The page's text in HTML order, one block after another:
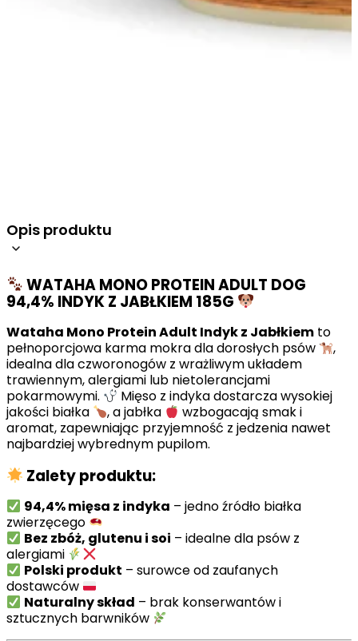
Opis produktu
WATAHA MONO PROTEIN ADULT DOG
94,4% INDYK Z JABŁKIEM 185G
Wataha Mono Protein Adult Indyk z Jabłkiem to
pełnoporcjowa karma mokra dla dorosłych psów
,
idealna dla czworonogów z wrażliwym układem
trawiennym, alergiami lub nietolerancjami
pokarmowymi.
Mięso z indyka dostarcza wysokiej
jakości białka
, a jabłka
wzbogacają smak i
aromat, zapewniając przyjemność z jedzenia nawet
najbardziej wybrednym pupilom.
Zalety produktu:
94,4% mięsa z indyka – jedno źródło białka
zwierzęcego
Bez zbóż, glutenu i soi – idealne dla psów z
alergiami
Polski produkt – surowce od zaufanych
dostawców
Naturalny skład – brak konserwantów i
sztucznych barwników